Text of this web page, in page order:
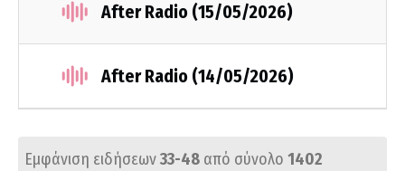
After Radio (15/05/2026)
After Radio (14/05/2026)
Εμφάνιση ειδήσεων33-48 από σύνολο 1402